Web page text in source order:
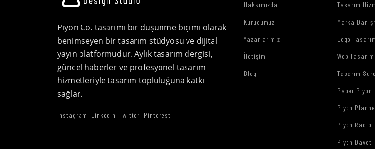
Piyon Co. tasarımı bir düşünme biçimi olarak
benimseyen bir tasarım stüdyosu ve dijital
yayın platformudur. Aylık tasarım dergisi,
güncel haberler ve profesyonel tasarım
hizmetleriyle tasarım topluluğuna katkı
sağlar.
Instagram LinkedIn Twitter Pinterest
Hakkımızda
Kurucumuz
Yazarlarımız
İletişim
Blog
Tasarım
Marka
Logo
Web Tasarımı
Tasarım
Paper Piyon
Piyon
Piyon Radio
Piyon Davet